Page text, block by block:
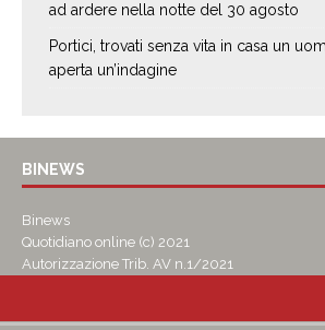
ad ardere nella notte del 30 agosto
Portici, trovati senza vita in casa un
aperta un’indagine
BINEWS
Binews
Quotidiano online (c) 2021
Autorizzazione Trib. AV n.1/2021